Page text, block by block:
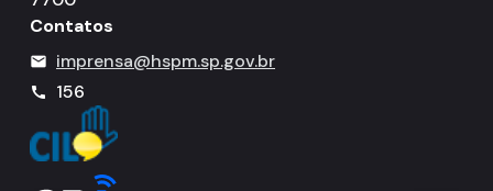
Contatos
mail imprensa@hspm.sp.gov.br
call 156